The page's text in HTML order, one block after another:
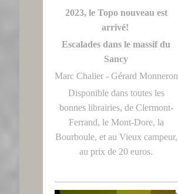
2023, le Topo nouveau est
arrivé!
Escalades dans le massif du
Sancy
Marc Chalier - Gérard Monneron
Disponible dans toutes les
bonnes librairies, de Clermont-
Ferrand, le Mont-Dore, la
Bourboule, et au Vieux campeur,
au prix de 20 euros.